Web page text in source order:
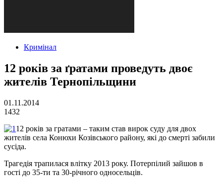
Кримінал
12 років за ґратами проведуть двоє
жителів Тернопільщини
01.11.2014
1432
12 років за гратами – таким став вирок суду для двох
жителів села Конюхи Козівського району, які до смерті забили
сусіда.
Трагедія трапилася влітку 2013 року. Потерпілий зайшов в
гості до 35-ти та 30-річного односельців.